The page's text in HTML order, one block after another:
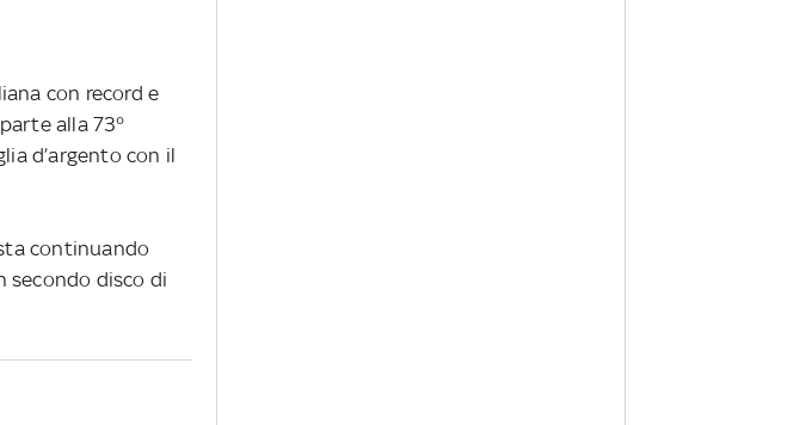
con record e
alla 73°
d’argento con il
continuando
secondo disco di